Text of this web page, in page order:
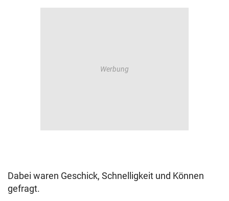
Dabei waren Geschick, Schnelligkeit und Können
gefragt.